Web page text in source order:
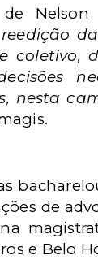
nesta
de
e Belo